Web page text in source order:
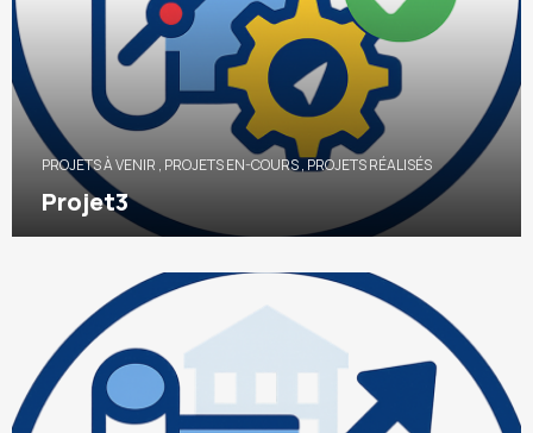
PROJETS À VENIR , PROJETS EN-COURS,PROJETS RÉALISÉS
Projet3